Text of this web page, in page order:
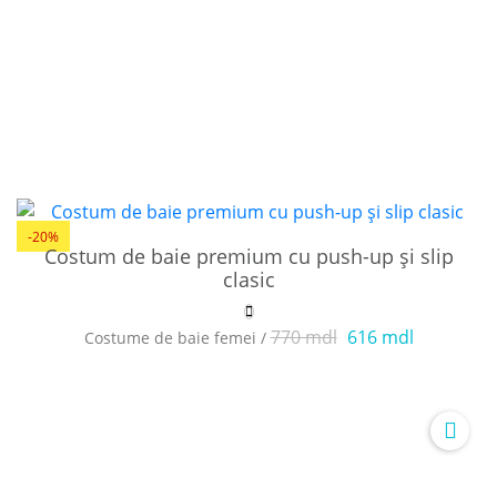
-20%
Costum de baie premium cu push-up și slip
clasic
Costume de baie femei /770 mdl 616 mdl